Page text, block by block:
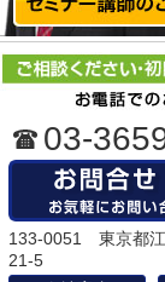
03-
133-0051 東京都
21-5